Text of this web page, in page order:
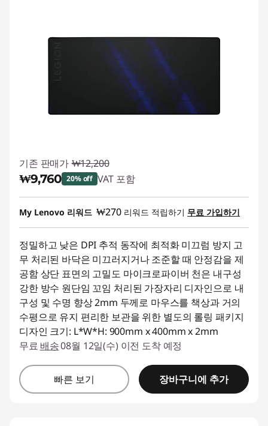
기존 판매가 ₩12,200
₩9,760 20% off VAT 포함
즉시 할인: :-₩2,440
My Lenovo 리워드 ₩270 리워드 적립하기 무료 가입하기
정밀하고 낮은 DPI 추적 동작에 최적화 미끄럼 방지 고
무 처리된 바닥은 미끄러지거나 조준할 때 안정감을 제
공함 상단 표면의 고밀도 마이크로파이버 천은 내구성
강한 방수 원단임 꼬임 처리된 가장자리 디자인으로 내
구성 및 수명 향상 2mm 두께로 마우스를 책상과 거의
수평으로 유지 편리한 보관을 위한 별도의 롤링 패키지
디자인 크기: L*W*H: 900mm x 400mm x 2mm
무료 배송08월 12일(수) 이전 도착 예정
빠른 보기 장바구니에 추가